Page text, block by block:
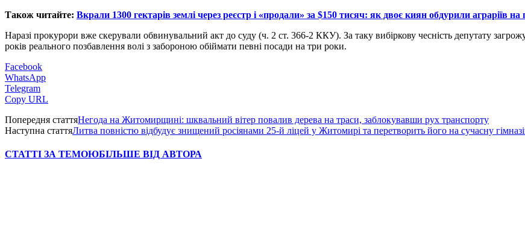
Також читайте: Вкрали 1300 гектарів землі через реєстр і «продали» за $150 тисяч: як двоє киян обдурили аграріїв на
Наразі прокурори вже скерували обвинувальний акт до суду (ч. 2 ст. 366-2 ККУ). За таку вибіркову чесність депутату
років реального позбавлення волі з забороною обіймати певні посади на три роки.
Facebook
WhatsApp
Telegram
Copy URL
Попередня статтяНегода на Житомирщині: шквальний вітер повалив дерева на траси, заблокувавши рух транспорту
Наступна статтяЛитва повністю відбудує знищений росіянами 25-й ліцей у Житомирі та перетворить його на сучасну
СТАТТІ ЗА ТЕМОЮБІЛЬШЕ ВІД АВТОРА